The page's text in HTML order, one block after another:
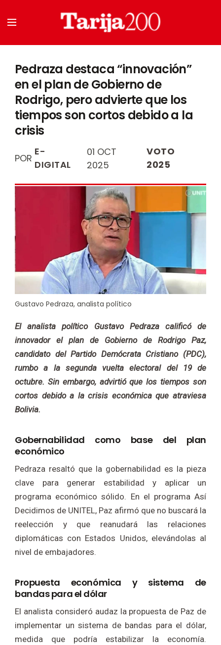
Pedraza destaca “innovación”
en el plan de Gobierno de
Rodrigo, pero advierte que los
tiempos son cortos debido a la
crisis
POR
E-
DIGITAL
01 OCT
2025
VOTO
2025
Gustavo Pedraza, analista político
El analista político Gustavo Pedraza calificó de
innovador el plan de Gobierno de Rodrigo Paz,
candidato del Partido Demócrata Cristiano (PDC),
rumbo a la segunda vuelta electoral del 19 de
octubre. Sin embargo, advirtió que los tiempos son
cortos debido a la crisis económica que atraviesa
Bolivia.
Gobernabilidad como base del plan
económico
Pedraza resaltó que la gobernabilidad es la pieza
clave para generar estabilidad y aplicar un
programa económico sólido. En el programa Así
Decidimos de UNITEL, Paz afirmó que no buscará la
reelección y que reanudará las relaciones
diplomáticas con Estados Unidos, elevándolas al
nivel de embajadores.
Propuesta económica y sistema de
bandas para el dólar
El analista consideró audaz la propuesta de Paz de
implementar un sistema de bandas para el dólar,
medida que podría estabilizar la economía.